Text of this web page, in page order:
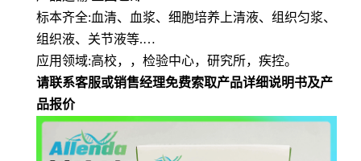
标本齐全:血清、血浆、细胞培养上清液、组织匀浆、
组织液、关节液等.…
应用领域:高校，，检验中心，研究所，疾控。
请联系客服或销售经理免费索取产品详细说明书及产
品报价